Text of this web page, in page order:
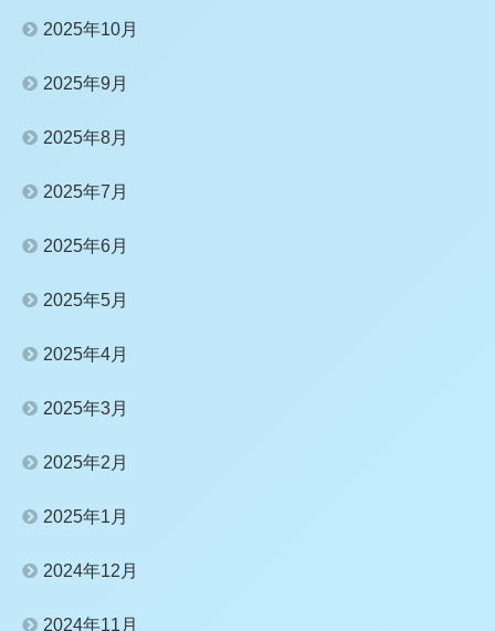
2025年10月
2025年9月
2025年8月
2025年7月
2025年6月
2025年5月
2025年4月
2025年3月
2025年2月
2025年1月
2024年12月
2024年11月